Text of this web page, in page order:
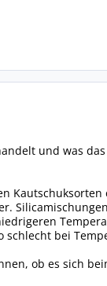
und was
bei
ob es sich